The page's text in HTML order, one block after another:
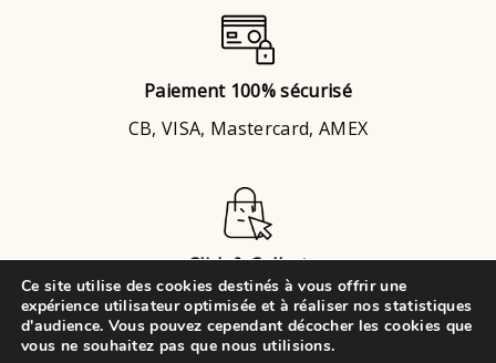
Paiement 100% sécurisé
CB, VISA, Mastercard, AMEX
Click & Collect
BrignaisouChaponost
Ce site utilise des cookies destinés à vous offrir une
expérience utilisateur optimisée et à réaliser nos statistiques
d'audience. Vous pouvez cependant décocher les cookies que
vous ne souhaitez pas que nous utilisions.